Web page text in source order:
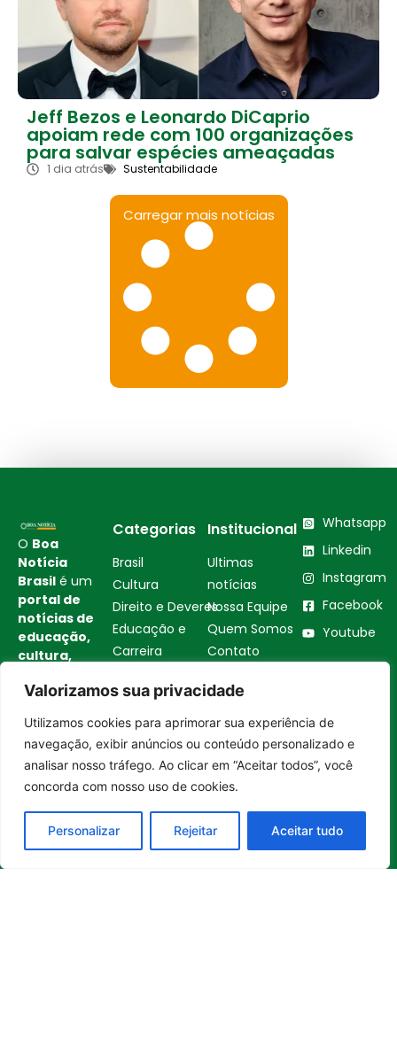
Valorizamos sua privacidade
Utilizamos cookies para aprimorar sua experiência de
navegação, exibir anúncios ou conteúdo personalizado e
analisar nosso tráfego. Ao clicar em “Aceitar todos”, você
concorda com nosso uso de cookies.
Personalizar Rejeitar Aceitar tudo
Jeff Bezos e Leonardo DiCaprio
apoiam rede com 100 organizações
para salvar espécies ameaçadas
1 dia atrás Sustentabilidade
Carregar mais notícias
O Boa
Notícia
Brasil é um
portal de
notícias de
educação,
cultura,
estar,
turismo,
tecnologia
e
sustentabilidade
no mundo.
Categorias
Brasil
Cultura
Direito e Deveres
Educação e
Carreira
Saúde e Bem-Estar
Sustentabilidade
Tecnologia
Turismo e
Gastronomia
Institucional
Ultimas
notícias
Nossa Equipe
Quem Somos
Contato
Editoriais
Política de
Privacidade
Política de
Cookies
Whatsapp
Linkedin
Instagram
Facebook
Youtube